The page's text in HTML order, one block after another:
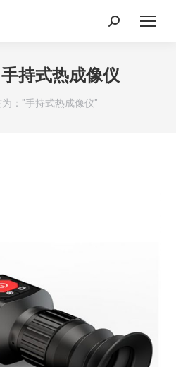
Search:
手持式热成像仪
："手持式热成像仪"